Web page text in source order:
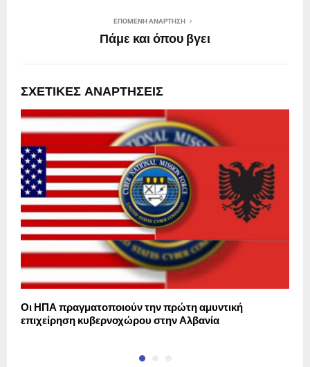
ΕΠΌΜΕΝΗ ΑΝΆΡΤΗΣΗ
Πάμε και όπου βγει
ΣΧΕΤΙΚΈΣ ΑΝΑΡΤΉΣΕΙΣ
Οι ΗΠΑ πραγματοποιούν την πρώτη αμυντική
επιχείρηση κυβερνοχώρου στην Αλβανία